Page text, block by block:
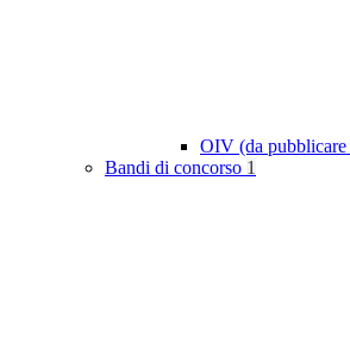
OIV (da pubblicare
Bandi di concorso 1